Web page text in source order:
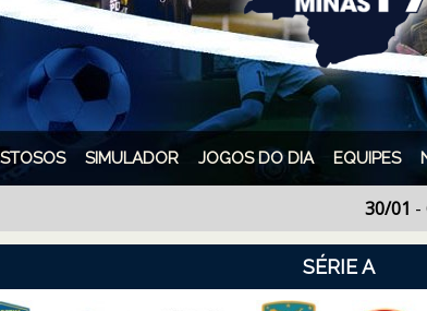
SIMULADOR JOGOS DO DIA EQUIPES
- OS
SÉRIE A